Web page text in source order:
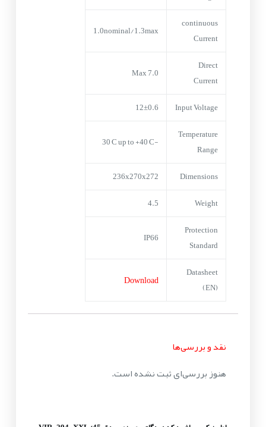
continuous
Current
1.0nominal/1.3max
Direct
Current
7.0 Max
Input Voltage
12±0.6
Temperature
Range
-30°C up to +40°C
Dimensions
236x270x272
Weight
4.5
Protection
Standard
IP66
Datasheet
(EN)
Download
نقد و بررسی‌ها
هنوز بررسی‌ای ثبت نشده است.